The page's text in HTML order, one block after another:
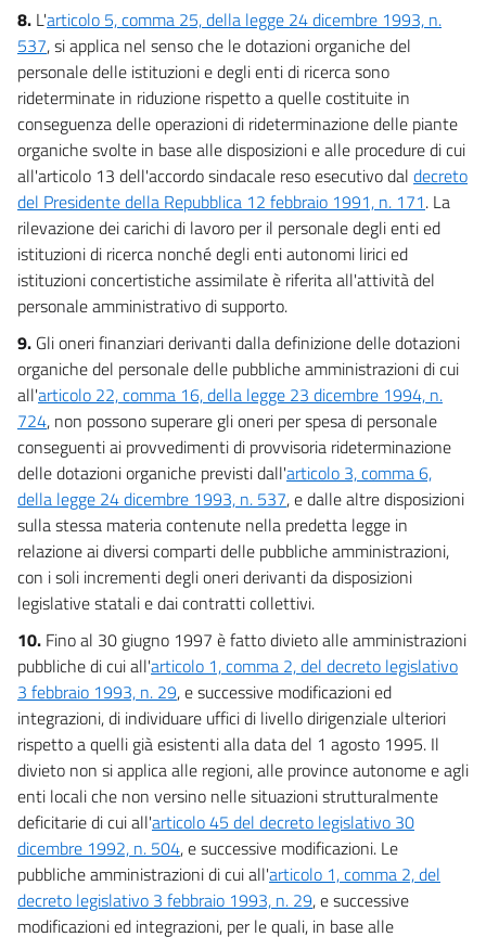
8. L'articolo 5, comma 25, della legge 24 dicembre 1993, n.
537, si applica nel senso che le dotazioni organiche del
personale delle istituzioni e degli enti di ricerca sono
rideterminate in riduzione rispetto a quelle costituite in
conseguenza delle operazioni di rideterminazione delle piante
organiche svolte in base alle disposizioni e alle procedure di cui
all'articolo 13 dell'accordo sindacale reso esecutivo dal decreto
del Presidente della Repubblica 12 febbraio 1991, n. 171. La
rilevazione dei carichi di lavoro per il personale degli enti ed
istituzioni di ricerca nonché degli enti autonomi lirici ed
istituzioni concertistiche assimilate è riferita all'attività del
personale amministrativo di supporto.
9. Gli oneri finanziari derivanti dalla definizione delle dotazioni
organiche del personale delle pubbliche amministrazioni di cui
all'articolo 22, comma 16, della legge 23 dicembre 1994, n.
724, non possono superare gli oneri per spesa di personale
conseguenti ai provvedimenti di provvisoria rideterminazione
delle dotazioni organiche previsti dall'articolo 3, comma 6,
della legge 24 dicembre 1993, n. 537, e dalle altre disposizioni
sulla stessa materia contenute nella predetta legge in
relazione ai diversi comparti delle pubbliche amministrazioni,
con i soli incrementi degli oneri derivanti da disposizioni
legislative statali e dai contratti collettivi.
10. Fino al 30 giugno 1997 è fatto divieto alle amministrazioni
pubbliche di cui all'articolo 1, comma 2, del decreto legislativo
3 febbraio 1993, n. 29, e successive modificazioni ed
integrazioni, di individuare uffici di livello dirigenziale ulteriori
rispetto a quelli già esistenti alla data del 1 agosto 1995. Il
divieto non si applica alle regioni, alle province autonome e agli
enti locali che non versino nelle situazioni strutturalmente
deficitarie di cui all'articolo 45 del decreto legislativo 30
dicembre 1992, n. 504, e successive modificazioni. Le
pubbliche amministrazioni di cui all'articolo 1, comma 2, del
decreto legislativo 3 febbraio 1993, n. 29, e successive
modificazioni ed integrazioni, per le quali, in base alle